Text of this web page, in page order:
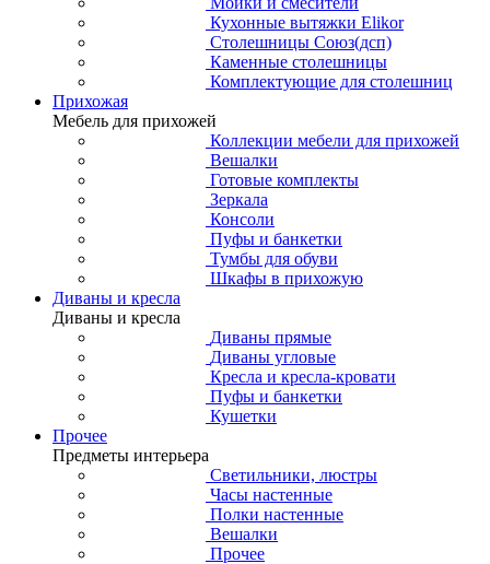
Кухонные вытяжки Elikor
Столешницы Союз(дсп)
Каменные столешницы
Комплектующие для столешниц
Прихожая
Мебель для прихожей
Коллекции мебели для прихожей
Вешалки
Готовые комплекты
Зеркала
Консоли
Пуфы и банкетки
Тумбы для обуви
Шкафы в прихожую
Диваны и кресла
Диваны и кресла
Диваны прямые
Диваны угловые
Кресла и кресла-кровати
Пуфы и банкетки
Кушетки
Прочее
Предметы интерьера
Светильники, люстры
Часы настенные
Полки настенные
Вешалки
Прочее